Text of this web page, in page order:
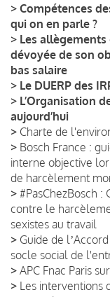
> Compétences
qui on en parle ?
> Les
dévoyée de son
bas salaire
> Le DUERP des
> L’Organisation
aujourd’hui
> Charte de
> Bosch France :
interne objective
de harcèlement
> #PasChezBosch
contre le
sexistes au travail
> Guide de
socle social de
> APC Fnac Paris
> Les interventions